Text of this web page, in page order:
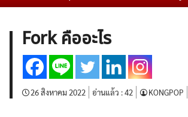
ค้นหา
สำหรับ:
Fork คืออะไร
26 สิงหาคม 2022 อ่านแล้ว :42 KONGPOP